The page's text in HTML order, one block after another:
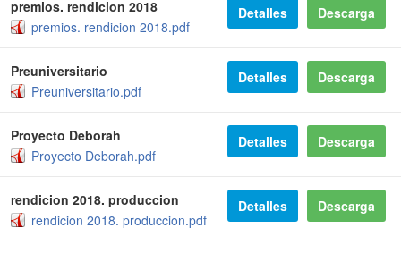
premios. rendicion 2018
premios. rendicion 2018.pdf
Descarga
Detalles
Preuniversitario
Preuniversitario.pdf
Descarga
Detalles
Proyecto Deborah
Proyecto Deborah.pdf
Descarga
Detalles
rendicion 2018. produccion
rendicion 2018. produccion.pdf
Descarga
Detalles